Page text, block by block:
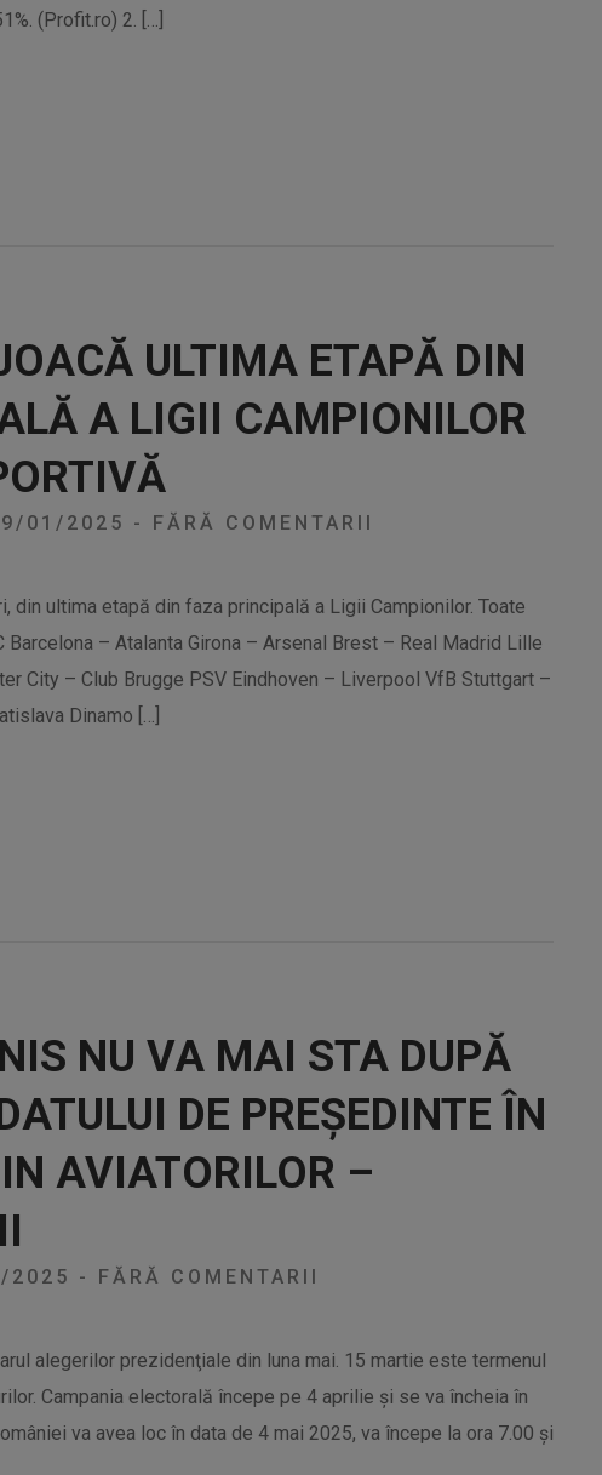
(Profit.ro) 2. […]
ULTIMA ETAPĂ DIN
A LIGII CAMPIONILOR
01/2025 - FĂRĂ COMENTARII
din ultima etapă din faza principală a Ligii Campionilor. Toate
Barcelona – Atalanta Girona – Arsenal Brest – Real Madrid Lille
City – Club Brugge PSV Eindhoven – Liverpool VfB Stuttgart –
Dinamo […]
NU VA MAI STA DUPĂ
DE PREȘEDINTE ÎN
AVIATORILOR –
2025 - FĂRĂ COMENTARII
alegerilor prezidenţiale din luna mai. 15 martie este termenul
Campania electorală începe pe 4 aprilie şi se va încheia în
va avea loc în data de 4 mai 2025, va începe la ora 7.00 şi